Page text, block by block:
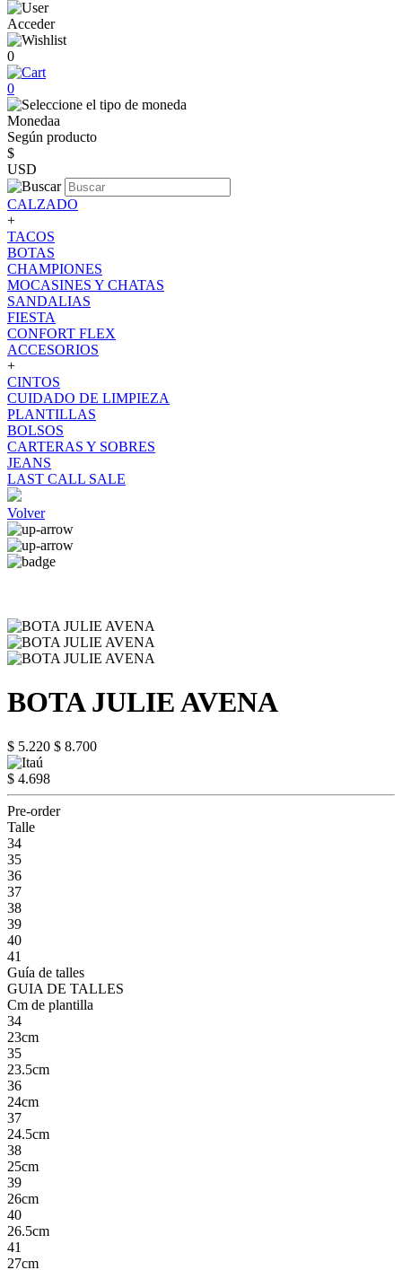
Acceder
0
0
Monedaa
Según producto
$
USD
CALZADO
+
TACOS
BOTAS
CHAMPIONES
MOCASINES Y CHATAS
SANDALIAS
FIESTA
CONFORT FLEX
ACCESORIOS
+
CINTOS
CUIDADO DE LIMPIEZA
PLANTILLAS
BOLSOS
CARTERAS Y SOBRES
JEANS
LAST CALL SALE
Volver
BOTA JULIE AVENA
$ 5.220 $ 8.700
$ 4.698
Pre-order
Talle
34
35
36
37
38
39
40
41
Guía de talles
GUIA DE TALLES
Cm de plantilla
34
23cm
35
23.5cm
36
24cm
37
24.5cm
38
25cm
39
26cm
40
26.5cm
41
27cm